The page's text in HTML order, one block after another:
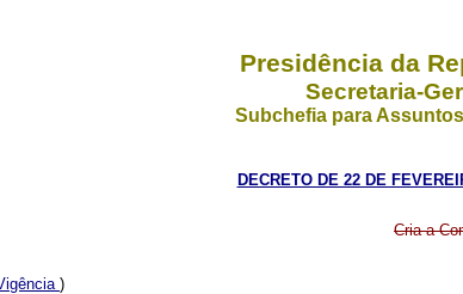
Presidência da
Secretaria-
Subchefia para
DECRETO DE 22 DE
Cria a
)